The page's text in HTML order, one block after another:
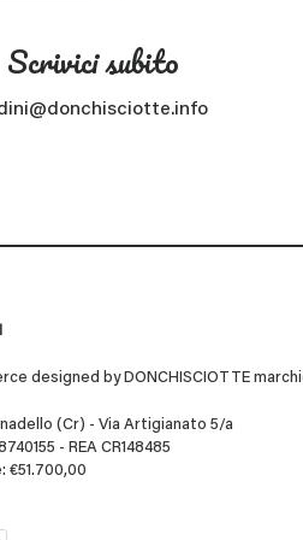
Scrivici subito
designed by DONCHISCIOTTE
(Cr) - Via Artigianato 5/a
- REA CR148485
€51.700,00